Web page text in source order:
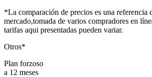
*La comparación de precios es una referencia
mercado,tomada de varios compradores en
tarifas aqui presentadas pueden variar.
Otros*
Plan forzoso
a 12 meses